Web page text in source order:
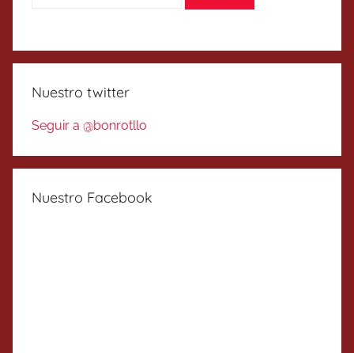
Nuestro twitter
Seguir a @bonrotllo
Nuestro Facebook